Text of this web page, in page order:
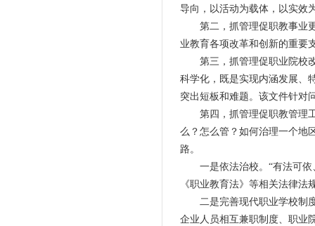
导向，以活动为载体，以实效
第二，抓管理促职教事业更
业教育各项改革和创新的重要
第三，抓管理促职业院校改
科学化，既是实现内涵发展、
突出短板和难题。该文件针对
第四，抓管理促职教管理工
么？怎么管？如何治理一个地
路。
一是依法治校。“有法可依
《职业教育法》等相关法律
二是完善现代职业学校制度
企业人员相互兼职制度、职业